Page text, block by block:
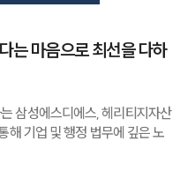
는 마음으로 최선을 다하
삼성에스디에스, 헤리티지자산
해 기업 및 행정 법무에 깊은 노